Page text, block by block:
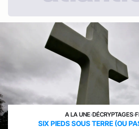
A LA UNE›DÉCRYPTAGES›
SIX PIEDS SOUS TERRE (OU